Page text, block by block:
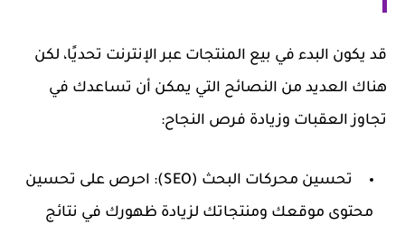
قد يكون البدء في بيع المنتجات عبر الإنترنت تحديًا، لكن
هناك العديد من النصائح التي يمكن أن تساعدك في
تجاوز العقبات وزيادة فرص النجاح:
تحسين محركات البحث (SEO)
: احرص على تحسين
محتوى موقعك ومنتجاتك لزيادة ظهورك في نتائج